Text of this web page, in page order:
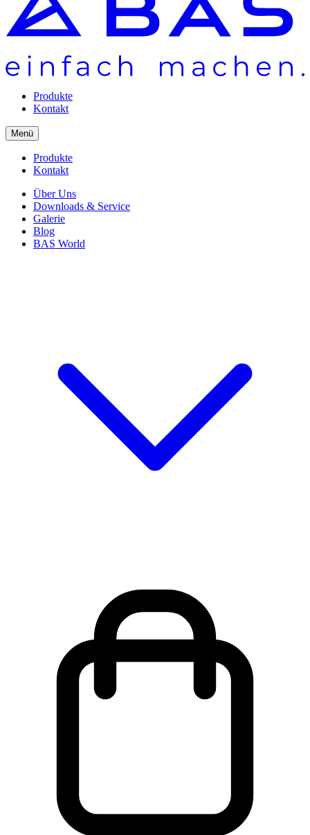
Produkte
Kontakt
Menü
Produkte
Kontakt
Über Uns
Downloads & Service
Galerie
Blog
BAS World